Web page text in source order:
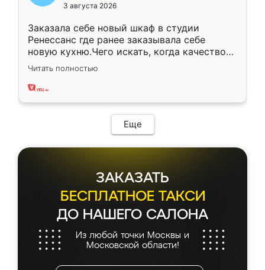
3 августа 2026
Заказала себе новый шкаф в студии
Ренессанс где ранее заказывала себе
новую кухню.Чего искать, когда качеством
вполне довольна. Служит кухня уже почти
два года, нареканий нет.
Читать полностью
Еще
ЗАКАЗАТЬ
БЕСПЛАТНОЕ ТАКСИ
ДО НАШЕГО САЛОНА
Из любой точки Москвы и
Московской области!